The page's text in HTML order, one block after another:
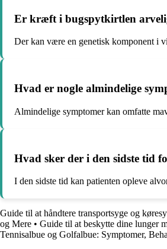
Er kræft i bugspytkirtlen
Der kan være en genetisk komponent i
Hvad er nogle almindelige
Almindelige symptomer kan omfatte
Hvad sker der i den sidste tid
I den sidste tid kan patienten opleve
Guide til at håndtere transportsyge og
og Mere • Guide til at beskytte dine lunger
Tennisalbue og Golfalbue: Symptomer,